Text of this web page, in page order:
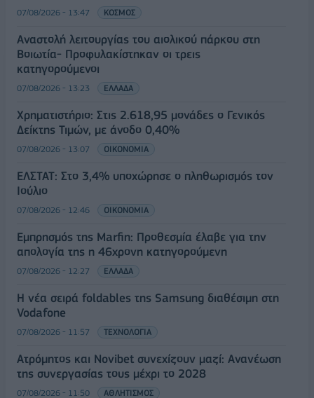
07/08/2026 - 13:47 ΚΟΣΜΟΣ
Αναστολή λειτουργίας του αιολικού πάρκου στη
Βοιωτία- Προφυλακίστηκαν οι τρεις
κατηγορούμενοι
07/08/2026 - 13:23 ΕΛΛΑΔΑ
Χρηματιστήριο: Στις 2.618,95 μονάδες ο Γενικός
Δείκτης Τιμών, με άνοδο 0,40%
07/08/2026 - 13:07 ΟΙΚΟΝΟΜΙΑ
ΕΛΣΤΑΤ: Στο 3,4% υποχώρησε ο πληθωρισμός τον
Ιούλιο
07/08/2026 - 12:46 ΟΙΚΟΝΟΜΙΑ
Εμπρησμός της Marfin: Προθεσμία έλαβε για την
απολογία της η 46χρονη κατηγορούμενη
07/08/2026 - 12:27 ΕΛΛΑΔΑ
Η νέα σειρά foldables της Samsung διαθέσιμη στη
Vodafone
07/08/2026 - 11:57 ΤΕΧΝΟΛΟΓΙΑ
Ατρόμητος και Novibet συνεχίζουν μαζί: Ανανέωση
της συνεργασίας τους μέχρι το 2028
07/08/2026 - 11:50 ΑΘΛΗΤΙΣΜΟΣ